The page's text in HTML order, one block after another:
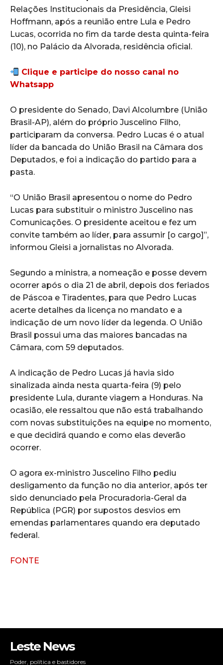
Relações Institucionais da Presidência, Gleisi
Hoffmann, após a reunião entre Lula e Pedro
Lucas, ocorrida no fim da tarde desta quinta-feira
(10), no Palácio da Alvorada, residência oficial.
Clique e participe do nosso canal no
Whatsapp
O presidente do Senado, Davi Alcolumbre (União
Brasil-AP), além do próprio Juscelino Filho,
participaram da conversa. Pedro Lucas é o atual
líder da bancada do União Brasil na Câmara dos
Deputados, e foi a indicação do partido para a
pasta.
“O União Brasil apresentou o nome do Pedro
Lucas para substituir o ministro Juscelino nas
Comunicações. O presidente aceitou e fez um
convite também ao líder, para assumir [o cargo]”,
informou Gleisi a jornalistas no Alvorada.
Segundo a ministra, a nomeação e posse devem
ocorrer após o dia 21 de abril, depois dos feriados
de Páscoa e Tiradentes, para que Pedro Lucas
acerte detalhes da licença no mandato e a
indicação de um novo líder da legenda. O União
Brasil possui uma das maiores bancadas na
Câmara, com 59 deputados.
A indicação de Pedro Lucas já havia sido
sinalizada ainda nesta quarta-feira (9) pelo
presidente Lula, durante viagem a Honduras. Na
ocasião, ele ressaltou que não está trabalhando
com novas substituições na equipe no momento,
e que decidirá quando e como elas deverão
ocorrer.
O agora ex-ministro Juscelino Filho pediu
desligamento da função no dia anterior, após ter
sido denunciado pela Procuradoria-Geral da
República (PGR) por supostos desvios em
emendas parlamentares quando era deputado
federal.
FONTE
Leste News
Poder, política e bastidores